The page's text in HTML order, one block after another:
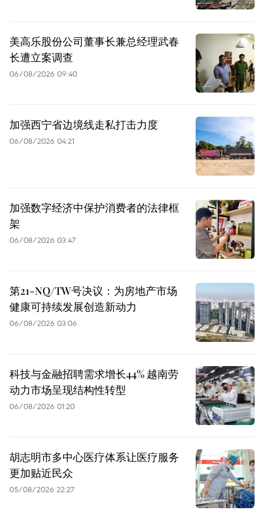
美高乐股份公司董事长兼总经理武春
长遭立案调查
06/08/2026 09:40
加强西宁省边境线走私打击力度
06/08/2026 04:21
加强数字经济中保护消费者的法律框
架
06/08/2026 03:47
第21-NQ/TW号决议：为房地产市场
健康可持续发展创造新动力
06/08/2026 03:06
科技与金融招聘需求增长44% 越南劳
动力市场呈现结构性转型
06/08/2026 01:20
胡志明市多中心医疗体系让医疗服务
更加贴近民众
05/08/2026 22:27